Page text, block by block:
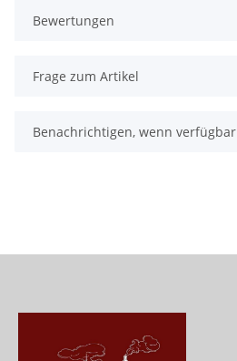
Bewertungen
Frage zum Artikel
Benachrichtigen, wenn verfügbar